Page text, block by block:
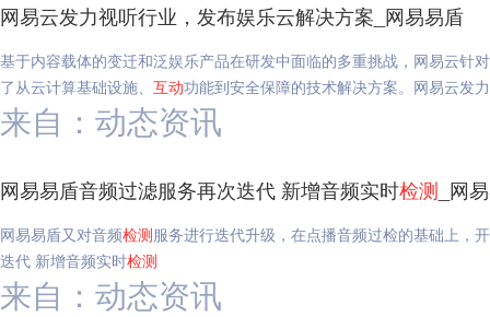
网易云发力视听行业，发布娱乐云解决方案_网易易盾
基于内容载体的变迁和泛娱乐产品在研发中面临的多重挑战，网易云针对
了从云计算基础设施、 互动功能到安全保障的技术解决方案。网易云发
来自：动态资讯
网易易盾音频过滤服务再次迭代 新增音频实时检测 _网
网易易盾又对音频检测服务进行迭代升级，在点播音频过检的基础上，
迭代 新增音频实时检测
来自：动态资讯